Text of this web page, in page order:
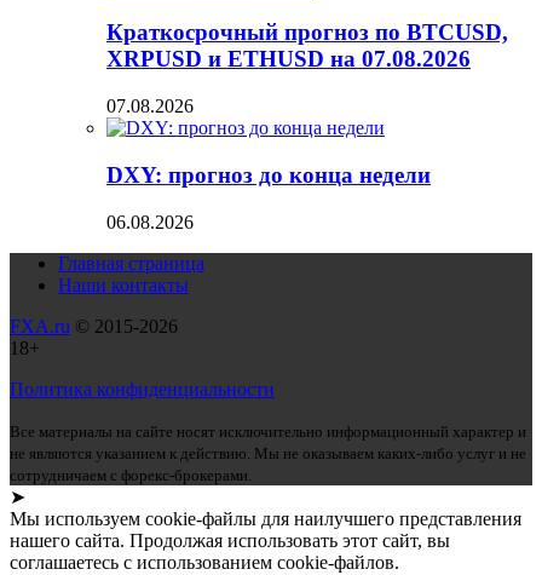
Краткосрочный прогноз по BTCUSD,
XRPUSD и ETHUSD на 07.08.2026
07.08.2026
DXY: прогноз до конца недели
06.08.2026
Главная страница
Наши контакты
FXA.ru © 2015-2026
18+
Политика конфиденциальности
Все материалы на сайте носят исключительно информационный характер и
не являются указанием к действию. Мы не оказываем каких-либо услуг и не
сотрудничаем с форекс-брокерами.
➤
Мы используем cookie-файлы для наилучшего представления
нашего сайта. Продолжая использовать этот сайт, вы
соглашаетесь с использованием cookie-файлов.